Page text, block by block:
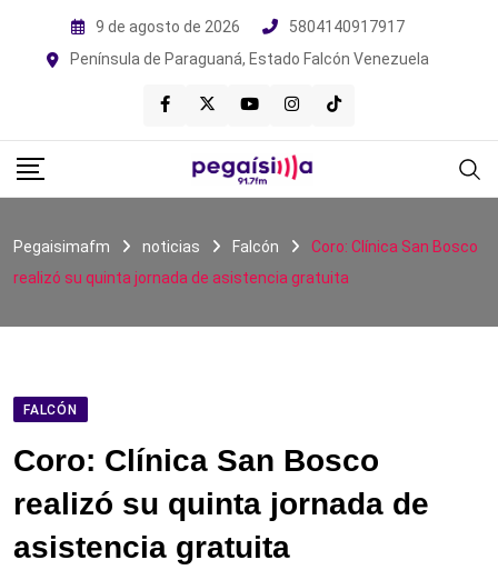
9 de agosto de 2026
5804140917917
Península de Paraguaná, Estado Falcón Venezuela
Pegaisimafm noticias Falcón
Coro: Clínica San Bosco
realizó su quinta jornada de asistencia gratuita
FALCÓN
Coro: Clínica San Bosco
realizó su quinta jornada de
asistencia gratuita